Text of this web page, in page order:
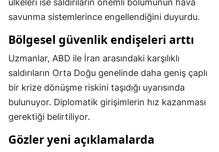
Siirt
Sivas
Tekirdağ
Tokat
Trabzon
Şanlıurfa
ülkeleri ise saldırıların önemli bölümünün hava
savunma sistemlerince engellendiğini duyurdu.
Bölgesel güvenlik endişeleri arttı
Uzmanlar, ABD ile İran arasındaki karşılıklı
saldırıların Orta Doğu genelinde daha geniş çaplı
bir krize dönüşme riskini taşıdığı uyarısında
bulunuyor. Diplomatik girişimlerin hız kazanması
gerektiği belirtiliyor.
Gözler yeni açıklamalarda